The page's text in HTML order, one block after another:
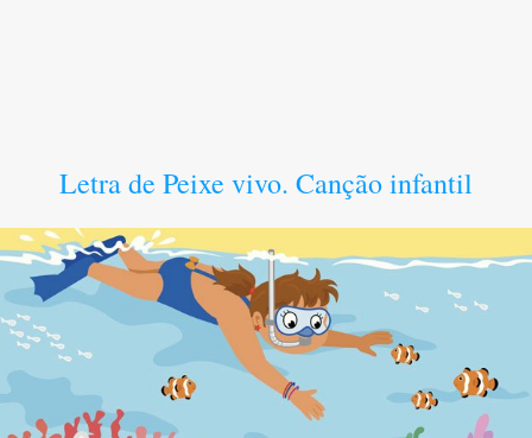
Letra de Peixe vivo. Canção infantil